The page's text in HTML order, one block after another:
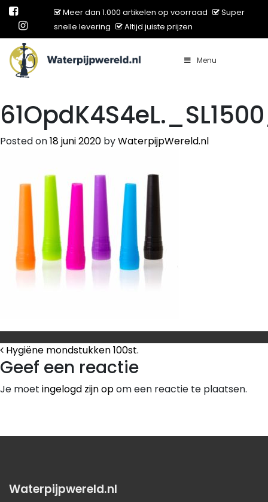
Meer dan 1.000 artikelen op voorraad
Super
snelle levering
Altijd juiste prijzen
Main Navigation Menu
Posted on18 juni 2020 byWaterpijpWereld.nl
Bericht Navigatie
Hygiëne mondstukken 100st.
Geef een reactie
Je moet ingelogd zijn opom een reactie te plaatsen.
Waterpijpwereld.nl